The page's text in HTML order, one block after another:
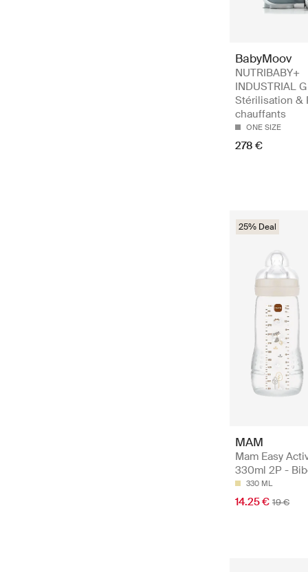
BabyMoov
NUTRIBABY+
INDUSTRIAL
Stérilisation &
chauffants
ONE SIZE
278 €
25% Deal
MAM
Mam Easy
330ml 2P -
330 ML
14.25 € 19 €